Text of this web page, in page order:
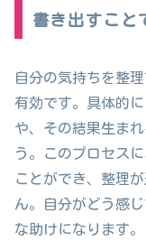
書き出すこと
自分の気持ちを整
有効です。具体的
や、その結果生ま
う。このプロセス
ことができ、整理
ん。自分がどう感
な助けになります。